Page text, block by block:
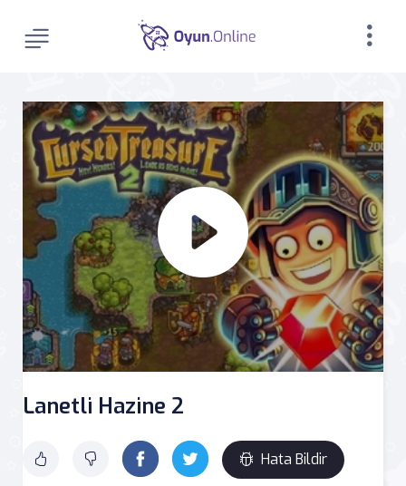
Lanetli Hazine 2
Hata Bildir